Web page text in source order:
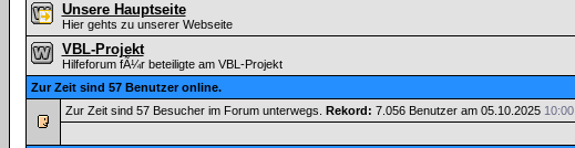
Unsere Hauptseite
Hier gehts zu unserer Webseite
VBL-Projekt
Hilfeforum fÃ¼r beteiligte am VBL-Projekt
Zur Zeit sind 57 Benutzer online.
Zur Zeit sind 57 Besucher im Forum unterwegs. Rekord: 7.056 Benutzer am 05.10.2025 10:00.